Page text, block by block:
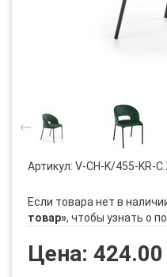
Артикул: V-CH-K/455-KR-
Если товара нет в
товар», чтобы узнать о
Цена: 424.00